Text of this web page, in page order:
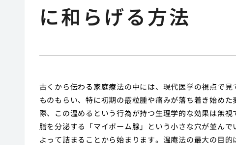
に和らげる方法
古くから伝わる家庭療法の中には、現代医学の視点で
ものもらい、特に初期の霰粒腫や痛みが落ち着き始め
際、この温めるという行為が持つ生理学的な効果は無
脂を分泌する「マイボーム腺」という小さな穴が並ん
よって詰まることから始まります。温庵法の最大の目